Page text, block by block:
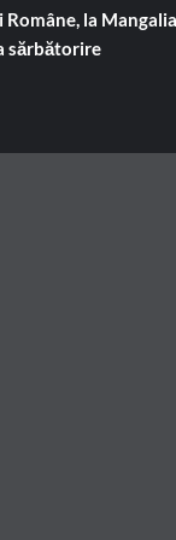
la
sărbătorire